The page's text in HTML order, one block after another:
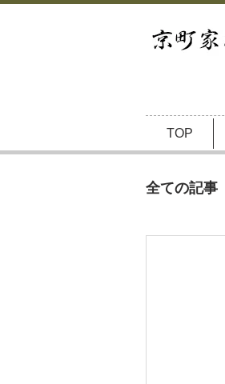
TOP
全ての記事